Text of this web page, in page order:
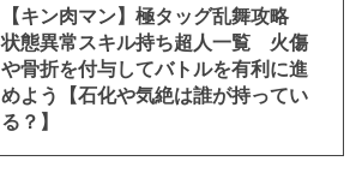
【キン肉マン】極タッグ乱舞攻略
状態異常スキル持ち超人一覧 火傷
や骨折を付与してバトルを有利に進
めよう【石化や気絶は誰が持ってい
る？】